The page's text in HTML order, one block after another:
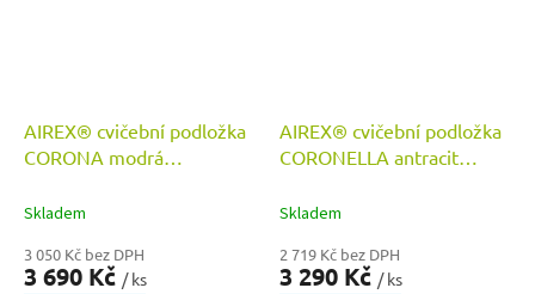
AIREX® cvičební podložka
CORONA modrá
Skladem
3 050 Kč bez DPH
3 690 Kč / ks
AIREX® cvičební podložka
CORONELLA antracit
Skladem
2 719 Kč bez DPH
3 290 Kč / ks